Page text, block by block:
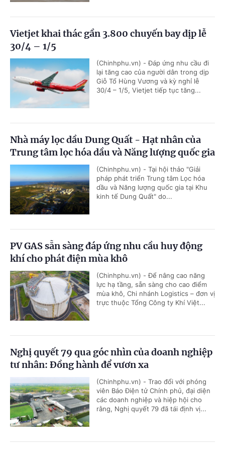
Vietjet khai thác gần 3.800 chuyến bay dịp lễ
30/4 – 1/5
(Chinhphu.vn) - Đáp ứng nhu cầu đi
lại tăng cao của người dân trong dịp
Giỗ Tổ Hùng Vương và kỳ nghỉ lễ
30/4 – 1/5, Vietjet tiếp tục tăng...
Nhà máy lọc dầu Dung Quất - Hạt nhân của
Trung tâm lọc hóa dầu và Năng lượng quốc gia
(Chinhphu.vn) - Tại hội thảo "Giải
pháp phát triển Trung tâm Lọc hóa
dầu và Năng lượng quốc gia tại Khu
kinh tế Dung Quất" do...
PV GAS sẵn sàng đáp ứng nhu cầu huy động
khí cho phát điện mùa khô
(Chinhphu.vn) - Để nâng cao năng
lực hạ tầng, sẵn sàng cho cao điểm
mùa khô, Chi nhánh Logistics – đơn vị
trực thuộc Tổng Công ty Khí Việt...
Nghị quyết 79 qua góc nhìn của doanh nghiệp
tư nhân: Đồng hành để vươn xa
(Chinhphu.vn) - Trao đổi với phóng
viên Báo Điện tử Chính phủ, đại diện
các doanh nghiệp và hiệp hội cho
rằng, Nghị quyết 79 đã tái định vị...